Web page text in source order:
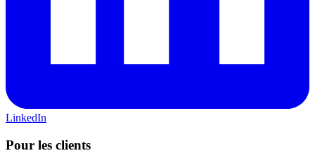
LinkedIn
Pour les clients